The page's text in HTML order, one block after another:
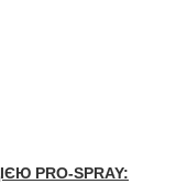
PRO-SPRAY: